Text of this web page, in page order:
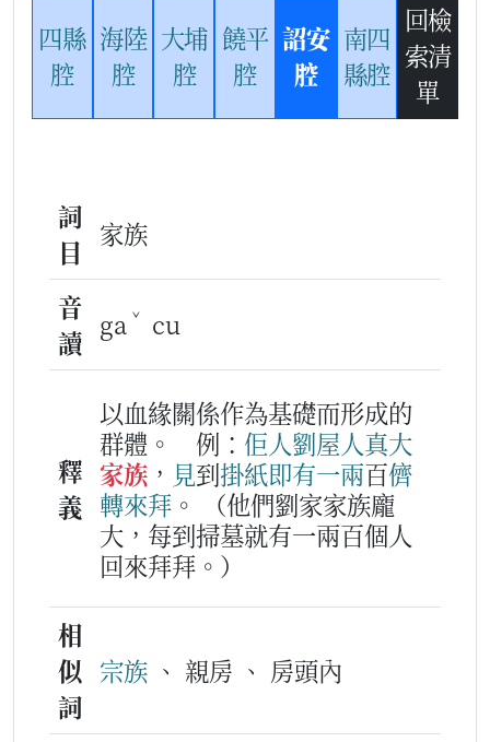
四縣
腔
海陸
腔
大埔
腔
饒平
腔
詔安
腔
南四
縣腔
回檢
索清
單
詞
目
家族
音
讀
ga ˇ cu
釋
義
以血緣關係作為基礎而形成的
群體。
例： 佢人劉屋人真大
家族 ， 見到掛紙即有一兩百儕
轉來拜 。
（他們劉家家族龐
大，每到掃墓就有一兩百個人
回來拜拜。）
相
似
詞
宗族 、 親房 、 房頭內